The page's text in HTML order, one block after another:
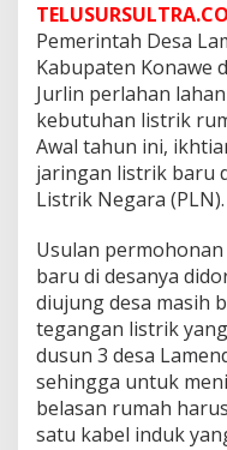
Pemerintah Desa
Kabupaten Konawe
Jurlin perlahan
kebutuhan listrik
Awal tahun ini,
jaringan listrik baru
Listrik Negara (PLN).
Usulan
baru di desanya
diujung desa masih
tegangan listrik
dusun 3 desa
sehingga untuk
belasan rumah
satu kabel induk